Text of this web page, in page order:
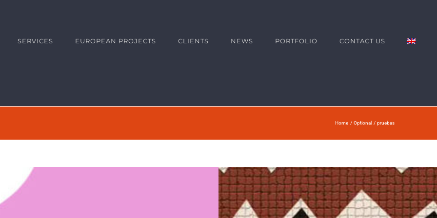
SERVICES EUROPEAN PROJECTS CLIENTS NEWS PORTFOLIO CONTACT US
Home Optional pruebas